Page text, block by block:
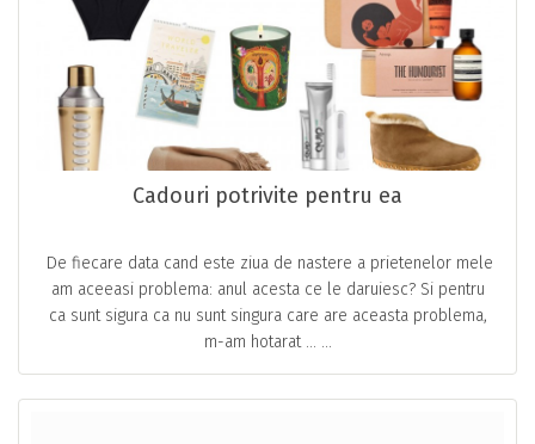
Cadouri potrivite pentru ea
De fiecare data cand este ziua de nastere a prietenelor mele
am aceeasi problema: anul acesta ce le daruiesc? Si pentru
ca sunt sigura ca nu sunt singura care are aceasta problema,
m-am hotarat … ...